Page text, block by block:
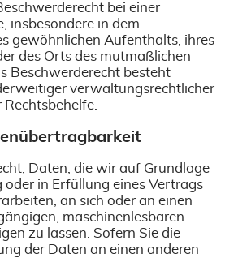
bei einer
insbesondere in dem
gewöhnlichen Aufenthalts, ihres
des Orts des mutmaßlichen
Beschwerderecht besteht
verwaltungsrechtlicher
Daten, die wir auf Grundlage
oder in Erfüllung eines Vertrags
an sich oder an einen
maschinenlesbaren
zu lassen. Sofern Sie die
der Daten an einen anderen